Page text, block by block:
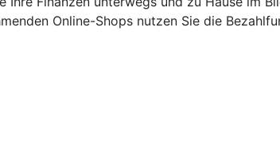
Online-Shops nutzen Sie die